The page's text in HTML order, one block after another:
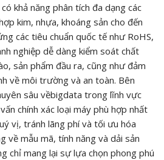
khả năng phân tích đa dạng các
kim, nhựa, khoáng sản cho đến
các tiêu chuẩn quốc tế như RoHS,
nghiệp dễ dàng kiểm soát chất
sản phẩm đầu ra, cũng như đảm
về môi trường và an toàn. Bên
sâu vềbigdata trong lĩnh vực
chính xác loại máy phù hợp nhất
vị, tránh lãng phí và tối ưu hóa
về mẫu mã, tính năng và dải sản
chỉ mang lại sự lựa chọn phong phú